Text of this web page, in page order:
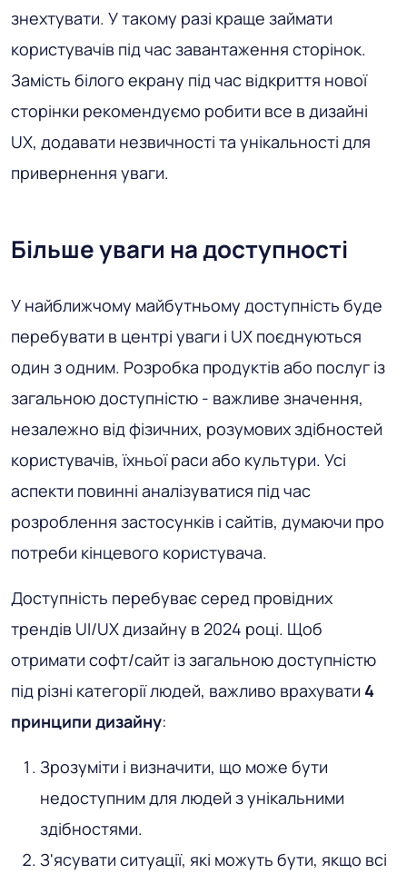
знехтувати. У такому разі краще займати
користувачів під час завантаження сторінок.
Замість білого екрану під час відкриття нової
сторінки рекомендуємо робити все в дизайні
UX, додавати незвичності та унікальності для
привернення уваги.
Більше уваги на доступності
У найближчому майбутньому доступність буде
перебувати в центрі уваги і UX поєднуються
один з одним. Розробка продуктів або послуг із
загальною доступністю - важливе значення,
незалежно від фізичних, розумових здібностей
користувачів, їхньої раси або культури. Усі
аспекти повинні аналізуватися під час
розроблення застосунків і сайтів, думаючи про
потреби кінцевого користувача.
Доступність перебуває серед провідних
трендів UI/UX дизайну в 2024 році. Щоб
отримати софт/сайт із загальною доступністю
під різні категорії людей, важливо врахувати 4
принципи дизайну:
Зрозуміти і визначити, що може бути
недоступним для людей з унікальними
здібностями.
З'ясувати ситуації, які можуть бути, якщо всі